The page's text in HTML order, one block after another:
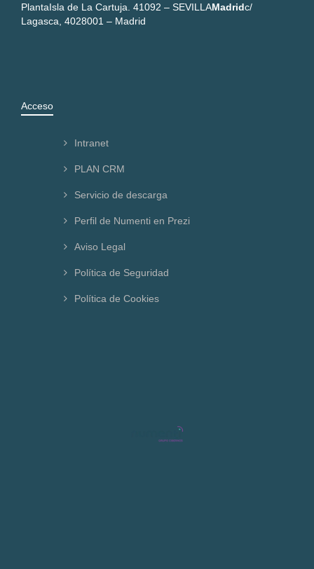
PlantaIsla de La Cartuja. 41092 – SEVILLAMadridc/
Lagasca, 4028001 – Madrid
Acceso
Intranet
PLAN CRM
Servicio de descarga
Perfil de Numenti en Prezi
Aviso Legal
Política de Seguridad
Política de Cookies